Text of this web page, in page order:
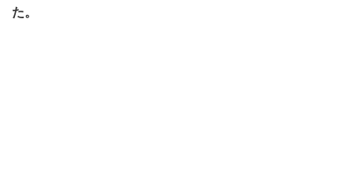
た。